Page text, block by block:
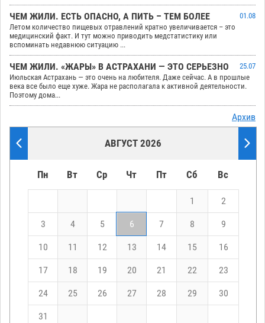
ЧЕМ ЖИЛИ. ЕСТЬ ОПАСНО, А ПИТЬ – ТЕМ БОЛЕЕ
01.08
Летом количество пищевых отравлений кратно увеличивается – это
медицинский факт. И тут можно приводить медстатистику или
вспоминать недавнюю ситуацию ...
ЧЕМ ЖИЛИ. «ЖАРЫ» В АСТРАХАНИ — ЭТО СЕРЬЕЗНО
25.07
Июльская Астрахань — это очень на любителя. Даже сейчас. А в прошлые
века все было еще хуже. Жара не располагала к активной деятельности.
Поэтому дома...
Архив
АВГУСТ 2026
Пн Вт Ср Чт Пт Сб Вс
1 2
3 4 5 6 7 8 9
10 11 12 13 14 15 16
17 18 19 20 21 22 23
24 25 26 27 28 29 30
31